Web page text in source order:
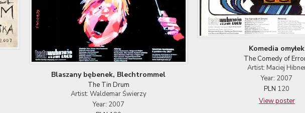
Blaszany bębenek, Blechtrommel
The Tin Drum
Artist: Waldemar Świerzy
Year: 2007
Komedia omyłek
The Comedy of
Artist: Maciej
Year: 2007
PLN 120
View poster